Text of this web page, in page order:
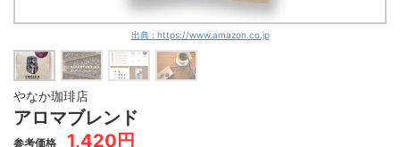
出典 : https://www.amazon.co.jp
やなか珈琲店
アロマブレンド
参考価格 1,420円